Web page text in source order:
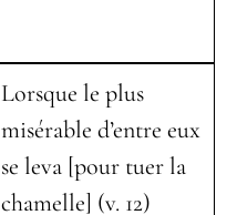
Lorsque le plus
misérable d’entre eux
se leva [pour tuer la
chamelle] (v. 12)